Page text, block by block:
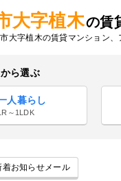
大字植木の賃
大字植木の賃貸マンション
ら選ぶ
人暮らし
～1LDK
着お知らせメール